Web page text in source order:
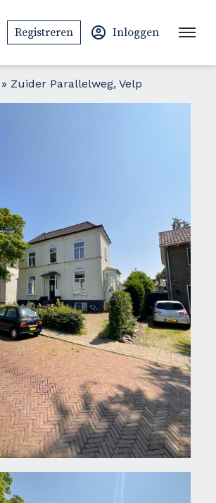
Registreren Inloggen
» Zuider Parallelweg, Velp